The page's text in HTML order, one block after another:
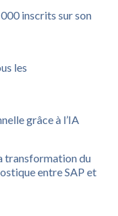
inscrits sur son
les
grâce à l’IA
transformation du
entre SAP et